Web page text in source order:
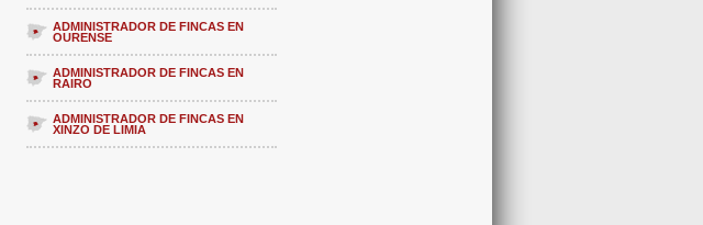
ADMINISTRADOR DE FINCAS EN
OURENSE
ADMINISTRADOR DE FINCAS EN
RAIRO
ADMINISTRADOR DE FINCAS EN
XINZO DE LIMIA